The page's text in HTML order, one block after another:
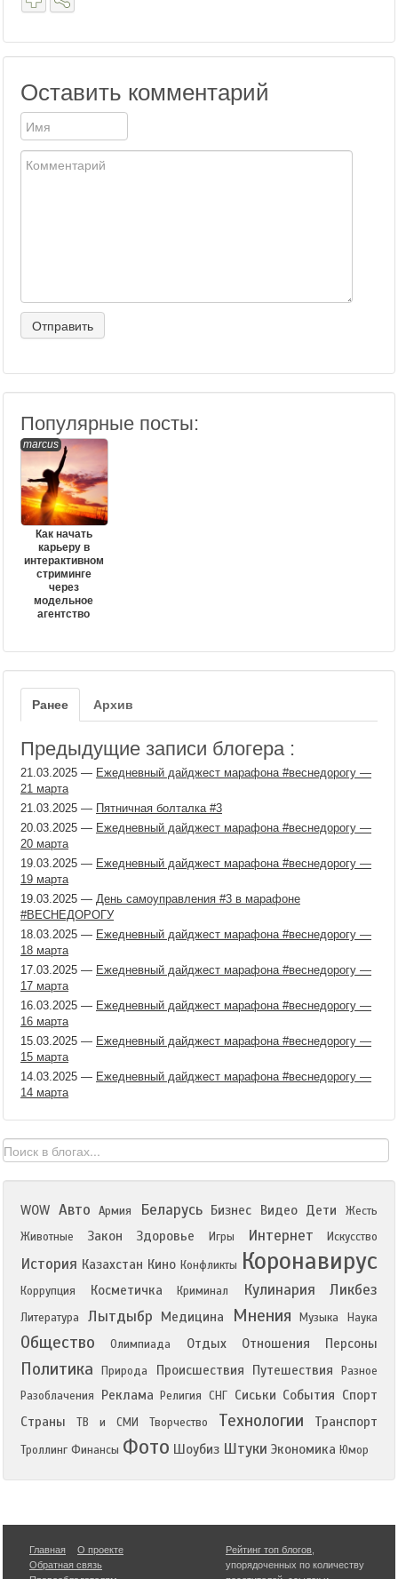
Оставить комментарий
Популярные посты:
marcus
Как начать
карьеру в
интерактивном
стриминге
через
модельное
агентство
Ранее Архив
Предыдущие записи блогера :
21.03.2025 — Ежедневный дайджест марафона #веснедорогу —
21 марта
21.03.2025 — Пятничная болталка #3
20.03.2025 — Ежедневный дайджест марафона #веснедорогу —
20 марта
19.03.2025 — Ежедневный дайджест марафона #веснедорогу —
19 марта
19.03.2025 — День самоуправления #3 в марафоне
#ВЕСНЕДОРОГУ
18.03.2025 — Ежедневный дайджест марафона #веснедорогу —
18 марта
17.03.2025 — Ежедневный дайджест марафона #веснедорогу —
17 марта
16.03.2025 — Ежедневный дайджест марафона #веснедорогу —
16 марта
15.03.2025 — Ежедневный дайджест марафона #веснедорогу —
15 марта
14.03.2025 — Ежедневный дайджест марафона #веснедорогу —
14 марта
WOW Авто Армия Беларусь Бизнес Видео Дети
Жесть
Животные
Закон Здоровье Игры Интернет Искусство
История Казахстан Кино Конфликты Коронавирус
Коррупция Косметичка Криминал Кулинария Ликбез
Литература Лытдыбр Медицина Мнения Музыка Наука
Общество Олимпиада Отдых Отношения Персоны
Политика Природа Происшествия Путешествия
Разное
Разоблачения
Реклама Религия СНГ Сиськи События Спорт
Страны
ТВ и СМИ Творчество Технологии Транспорт
Троллинг Финансы Фото Шоубиз Штуки Экономика Юмор
Главная
О проекте
Обратная связь
Рейтинг топ блогов
упорядоченных по количеству